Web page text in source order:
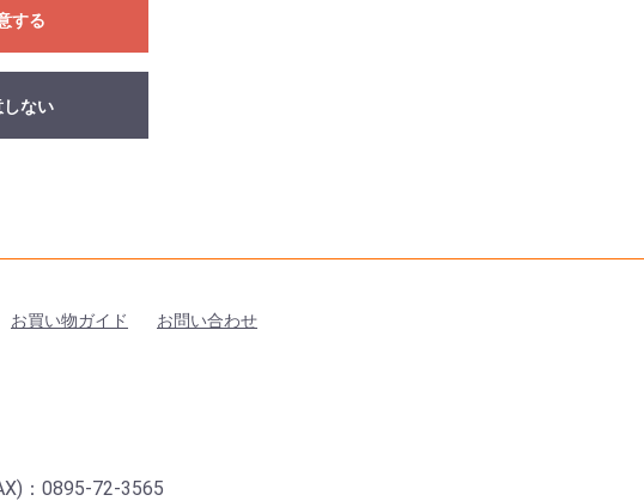
する
しない
お買い物ガイド お問い合わせ
：0895-72-3565